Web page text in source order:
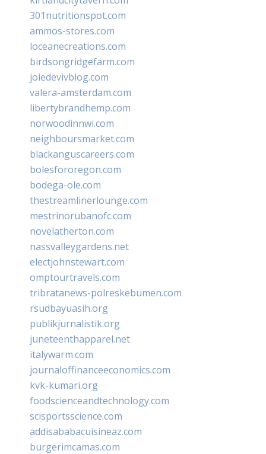
301nutritionspot.com
ammos-stores.com
loceanecreations.com
birdsongridgefarm.com
joiedevivblog.com
valera-amsterdam.com
libertybrandhemp.com
norwoodinnwi.com
neighboursmarket.com
blackanguscareers.com
bolesfororegon.com
bodega-ole.com
thestreamlinerlounge.com
mestrinorubanofc.com
novelatherton.com
nassvalleygardens.net
electjohnstewart.com
omptourtravels.com
tribratanews-polreskebumen.com
rsudbayuasih.org
publikjurnalistik.org
juneteenthapparel.net
italywarm.com
journaloffinanceeconomics.com
kvk-kumari.org
foodscienceandtechnology.com
scisportsscience.com
addisababacuisineaz.com
burgerimcamas.com